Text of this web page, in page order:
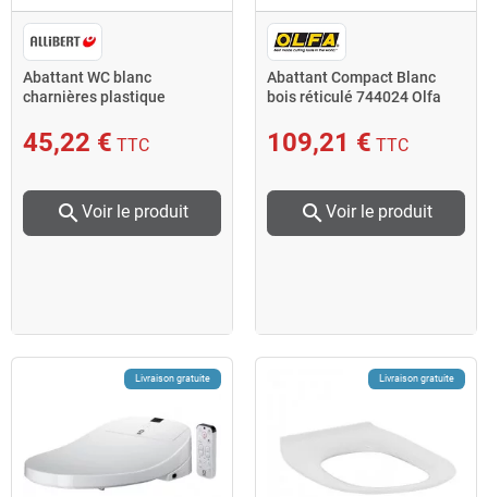
Abattant WC blanc
charnières plastique
45,22 € TTC
search Voir le produit
Abattant Compact Blanc
bois réticulé 744024 Olfa
109,21 € TTC
search Voir le produit
Livraison gratuite Livraison gratuite